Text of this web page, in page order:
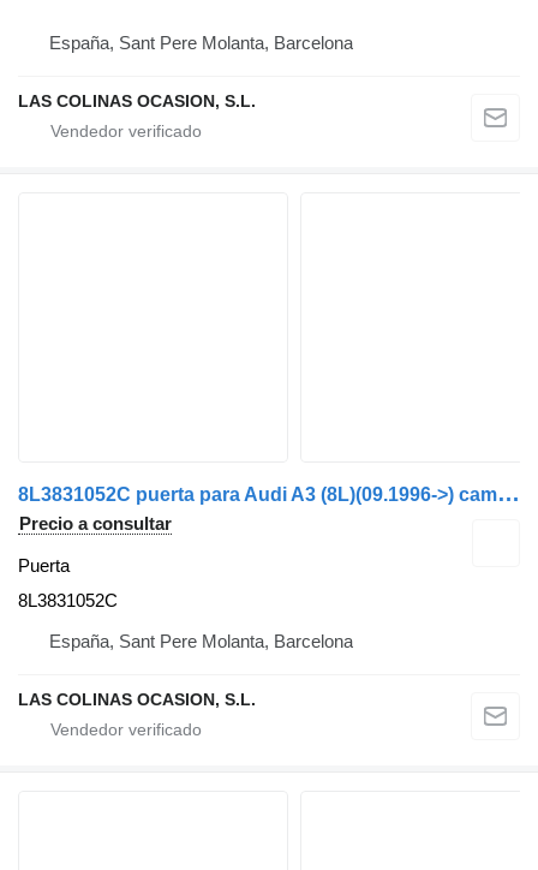
España, Sant Pere Molanta, Barcelona
LAS COLINAS OCASION, S.L.
8
L3831052C puerta para Audi A3 (8L)(09.1996->) camión
Precio a consultar
Puerta
8L3831052C
España, Sant Pere Molanta, Barcelona
LAS COLINAS OCASION, S.L.